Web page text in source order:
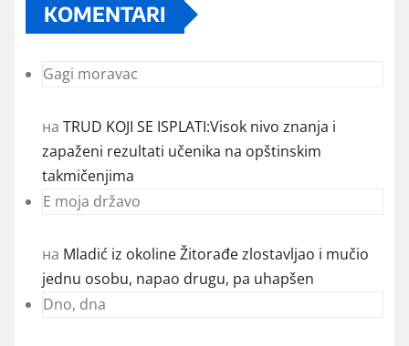
KOMENTARI
Gagi moravac
на TRUD KOJI SE ISPLATI:Visok nivo znanja i
zapaženi rezultati učenika na opštinskim
takmičenjima
E moja državo
на Mladić iz okoline Žitorađe zlostavljao i mučio
jednu osobu, napao drugu, pa uhapšen
Dno, dna